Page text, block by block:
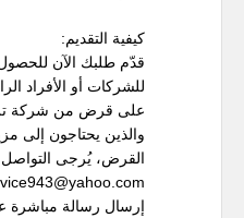
كيفية التقديم:
قدّم طلبك الآن
للشركات أو الأفراد
على قرض من شركة
والذين يحتاجون إلى
القرض، يُرجى التواصل
إرسال رسالة مباشرة